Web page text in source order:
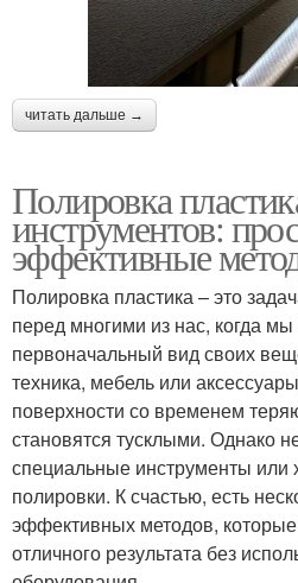
читать дальше →
Полировка
инструментов:
эффективные
Полировка пластика – это
перед многими из нас, когда
первоначальный вид своих
техника, мебель или
поверхности со временем
становятся тусклыми. Однако
специальные инструменты или
полировки. К счастью, есть
эффективных методов,
отличного результата без